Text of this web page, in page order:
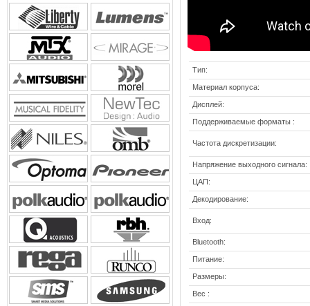
Тип:
Материал корпуса:
Дисплей:
Поддерживаемые форматы :
Частота дискретизации:
Напряжение выходного сигнала:
ЦАП:
Декодирование:
Вход:
Bluetooth:
Питание:
Размеры:
Вес :